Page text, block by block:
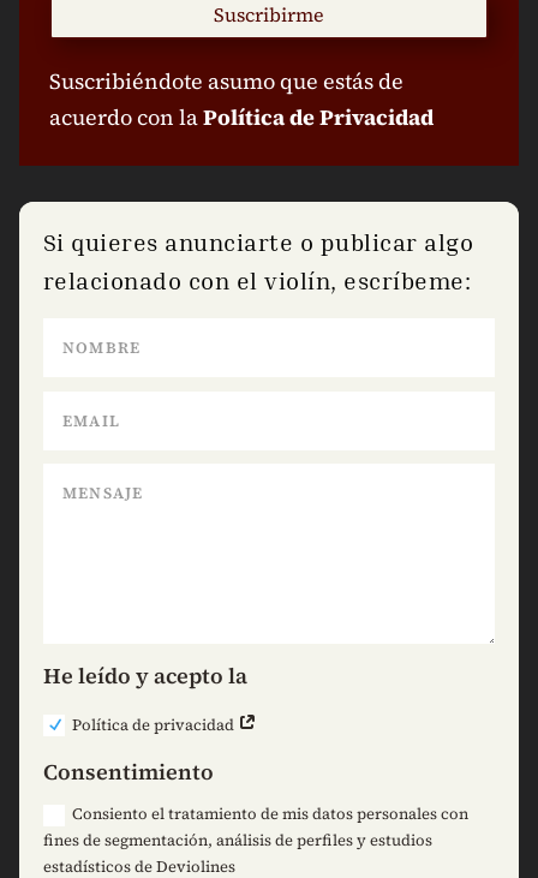
Suscribirme
Suscribiéndote asumo que estás de
acuerdo con laPolítica de Privacidad
Si quieres anunciarte o publicar algo
relacionado con el violín, escríbeme:
He leído y acepto la
Política de privacidad
Consentimiento
Consiento el tratamiento de mis datos personales con
fines de segmentación, análisis de perfiles y estudios
estadísticos de Deviolines